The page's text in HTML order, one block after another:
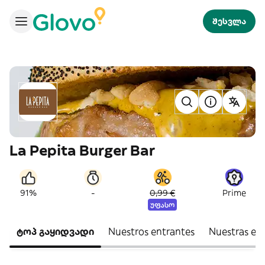
შესვლა
La Pepita Burger Bar
91% - 0,99 €
უფასო
Prime
ტოპ გაყიდვადი Nuestros entrantes Nuestras